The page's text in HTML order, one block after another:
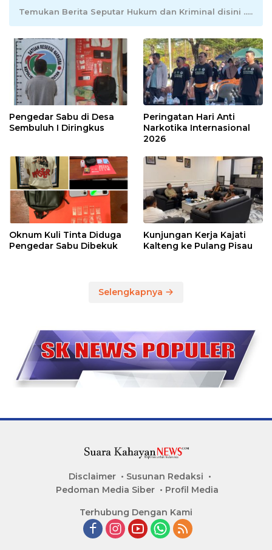
Temukan Berita Seputar Hukum dan Kriminal disini .....
Pengedar Sabu di Desa
Sembuluh I Diringkus
Peringatan Hari Anti
Narkotika Internasional
2026
Oknum Kuli Tinta Diduga
Pengedar Sabu Dibekuk
Kunjungan Kerja Kajati
Kalteng ke Pulang Pisau
Selengkapnya
Disclaimer
Susunan Redaksi
Pedoman Media Siber
Profil Media
Terhubung Dengan Kami